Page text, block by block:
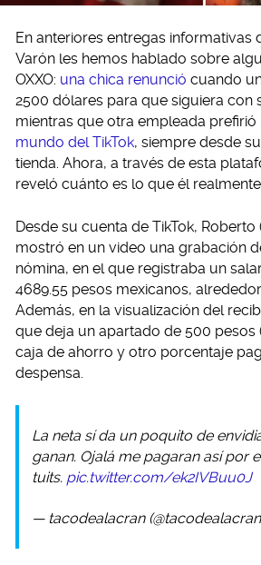
En anteriores entregas informativas
Varón les hemos hablado sobre
OXXO: una chica renunció cuando
2500 dólares para que siguiera con
mientras que otra empleada prefirió
mundo del TikTok, siempre desde
tienda. Ahora, a través de esta
reveló cuánto es lo que él
Desde su cuenta de TikTok, Roberto
mostró en un video una grabación
nómina, en el que registraba un
4689.55 pesos mexicanos,
Además, en la visualización del
que deja un apartado de 500 pesos
caja de ahorro y otro porcentaje
despensa.
La neta sí da un poquito de
ganan. Ojalá me pagaran así por
tuits. pic.twitter.com/ek2IVBuu0J
— tacodealacran